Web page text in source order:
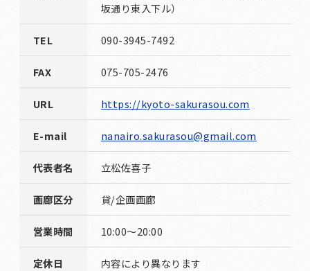
坂通り東入下ル）
TEL 090-3945-7492
FAX 075-705-2476
URL https://kyoto-sakurasou.com
E-mail nanairo.sakurasou@gmail.com
代表者名 立松佐喜子
画廊区分 貸/企画画廊
営業時間 10:00～20:00
定休日 内容により異なります